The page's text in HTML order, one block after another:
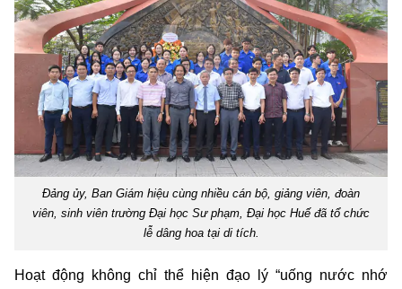
Đảng ủy, Ban Giám hiệu cùng nhiều cán bộ, giảng viên, đoàn
viên, sinh viên trường Đại học Sư phạm, Đại học Huế đã tổ chức
lễ dâng hoa tại di tích.
Hoạt động không chỉ thể hiện đạo lý “uống nước nhớ